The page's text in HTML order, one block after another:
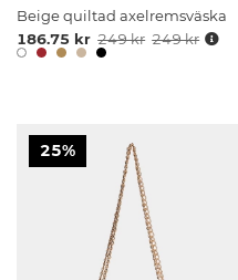
Beige quiltad axelremsväska
186.75 kr 249 kr 249 kr
25%